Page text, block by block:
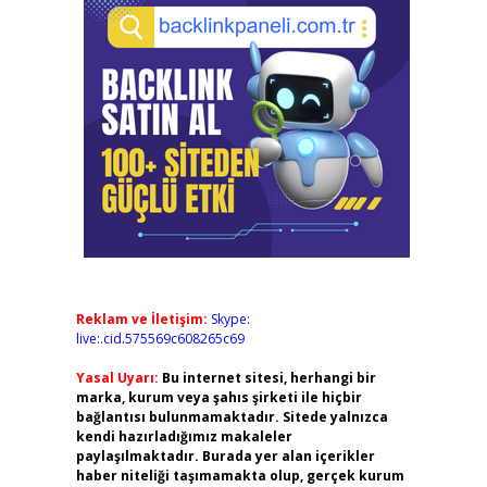
Reklam ve İletişim: Skype:
live:.cid.575569c608265c69
Yasal Uyarı: Bu internet sitesi, herhangi bir
marka, kurum veya şahıs şirketi ile hiçbir
bağlantısı bulunmamaktadır. Sitede yalnızca
kendi hazırladığımız makaleler
paylaşılmaktadır. Burada yer alan içerikler
haber niteliği taşımamakta olup, gerçek kurum